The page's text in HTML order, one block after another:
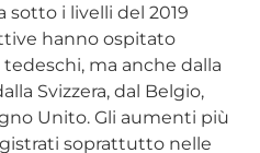
sotto i livelli del 2019
hanno ospitato
ma anche dalla
Svizzera, dal Belgio,
Unito. Gli aumenti più
soprattutto nelle